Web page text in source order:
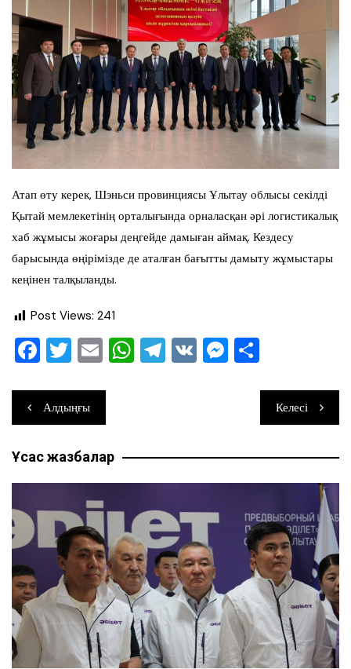
Атап өту керек, Шэньси провинциясы Ұлытау облысы секілді
Қытай мемлекетінің орталығында орналасқан әрі логистикалық
хаб жұмысы жоғары деңгейде дамыған аймақ. Кездесу
барысында өңірімізде де аталған бағытты дамыту жұмыстары
кеңінен талқыланды.
Post Views: 241
F
c
e
b
o
o
T
tt
er
E
ai
l
W
A
p
p
T
a
m
V M
n
g
ра
ви
ть
Навигация
по
записям
Алдыңғы Келесі
Ұқсас жазбалар